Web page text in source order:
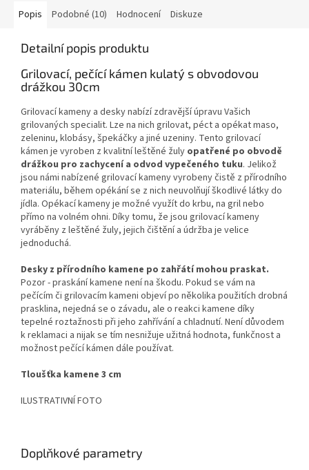
Popis Podobné (10) Hodnocení Diskuze
Detailní popis produktu
Grilovací, pečící kámen kulatý s obvodovou
drážkou 30cm
Grilovací kameny a desky nabízí zdravější úpravu Vašich
grilovaných specialit. Lze na nich grilovat, péct a opékat maso,
zeleninu, klobásy, špekáčky a jiné uzeniny. Tento grilovací
kámen je vyroben z kvalitní leštěné žuly opatřené po obvodě
drážkou pro zachycení a odvod vypečeného tuku. Jelikož
jsou námi nabízené grilovací kameny vyrobeny čistě z přírodního
materiálu, během opékání se z nich neuvolňují škodlivé látky do
jídla. Opékací kameny je možné využít do krbu, na gril nebo
přímo na volném ohni. Díky tomu, že jsou grilovací kameny
vyráběny z leštěné žuly, jejich čištění a údržba je velice
jednoduchá.
Desky z přírodního kamene po zahřátí mohou praskat.
Pozor - praskání kamene není na škodu. Pokud se vám na
pečícím či grilovacím kameni objeví po několika použitích drobná
prasklina, nejedná se o závadu, ale o reakci kamene díky
tepelné roztažnosti při jeho zahřívání a chladnutí. Není důvodem
k reklamaci a nijak se tím nesnižuje užitná hodnota, funkčnost a
možnost pečící kámen dále používat.
Tloušťka kamene 3 cm
ILUSTRATIVNÍ FOTO
Doplňkové parametry